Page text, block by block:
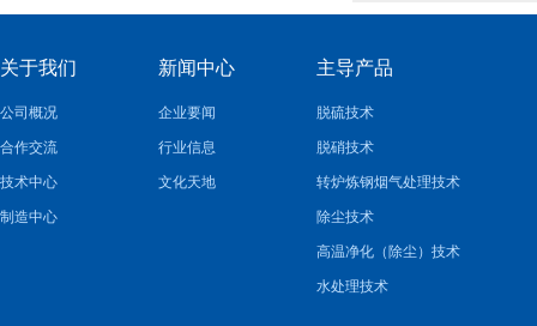
关于我们
公司概况
合作交流
技术中心
制造中心
新闻中心
企业要闻
行业信息
文化天地
主导产品
脱硫技术
脱硝技术
转炉炼钢烟气处理技术
除尘技术
高温净化（除尘）技术
水处理技术